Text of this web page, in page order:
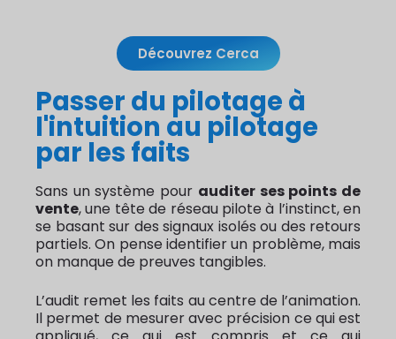
Découvrez Cerca
Passer du pilotage à
l'intuition au pilotage
par les faits
Sans un système pour auditer ses points de
vente, une tête de réseau pilote à l’instinct, en
se basant sur des signaux isolés ou des retours
partiels. On pense identifier un problème, mais
on manque de preuves tangibles.
L’audit remet les faits au centre de l’animation.
Il permet de mesurer avec précision ce qui est